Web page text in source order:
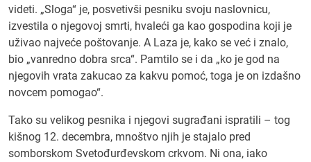
videti. „Sloga“ je, posvetivši pesniku svoju naslovnicu,
izvestila o njegovoj smrti, hvaleći ga kao gospodina koji je
uživao najveće poštovanje. A Laza je, kako se već i znalo,
bio „vanredno dobra srca“. Pamtilo se i da „ko je god na
njegovih vrata zakucao za kakvu pomoć, toga je on izdašno
novcem pomogao“.
Tako su velikog pesnika i njegovi sugrađani ispratili – tog
kišnog 12. decembra, mnoštvo njih je stajalo pred
somborskom Svetođurđevskom crkvom. Ni ona, iako